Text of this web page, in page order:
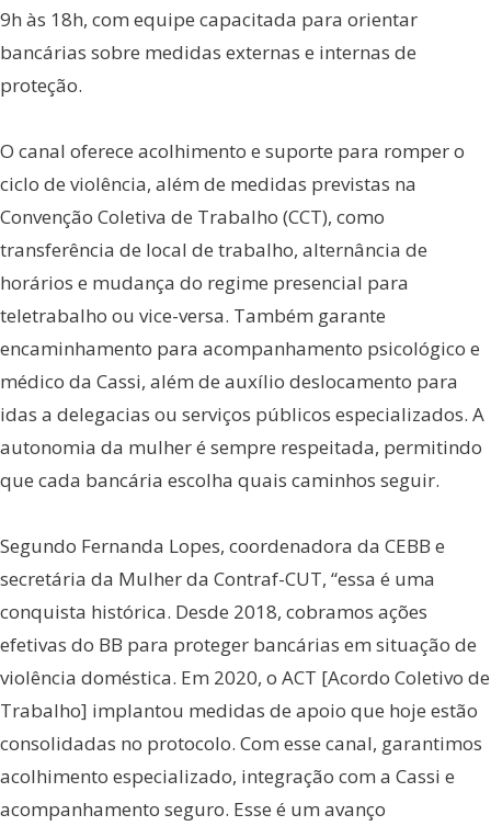
9h às 18h, com equipe capacitada para orientar
bancárias sobre medidas externas e internas de
proteção.
O canal oferece acolhimento e suporte para romper o
ciclo de violência, além de medidas previstas na
Convenção Coletiva de Trabalho (CCT), como
transferência de local de trabalho, alternância de
horários e mudança do regime presencial para
teletrabalho ou vice-versa. Também garante
encaminhamento para acompanhamento psicológico e
médico da Cassi, além de auxílio deslocamento para
idas a delegacias ou serviços públicos especializados. A
autonomia da mulher é sempre respeitada, permitindo
que cada bancária escolha quais caminhos seguir.
Segundo Fernanda Lopes, coordenadora da CEBB e
secretária da Mulher da Contraf-CUT, “essa é uma
conquista histórica. Desde 2018, cobramos ações
efetivas do BB para proteger bancárias em situação de
violência doméstica. Em 2020, o ACT [Acordo Coletivo de
Trabalho] implantou medidas de apoio que hoje estão
consolidadas no protocolo. Com esse canal, garantimos
acolhimento especializado, integração com a Cassi e
acompanhamento seguro. Esse é um avanço